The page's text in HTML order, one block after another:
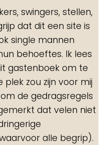
swingers, stellen,
dat dit een site is
single mannen
behoeftes. Ik lees
gastenboek om te
zou zijn voor mij
de gedragsregels
dat velen niet
alle begrip).